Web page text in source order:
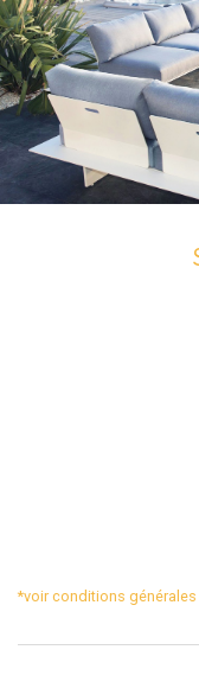
*voir conditions générales